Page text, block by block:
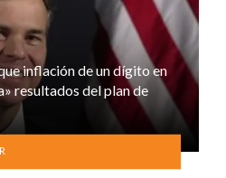
inflación de un dígito en
resultados del plan de